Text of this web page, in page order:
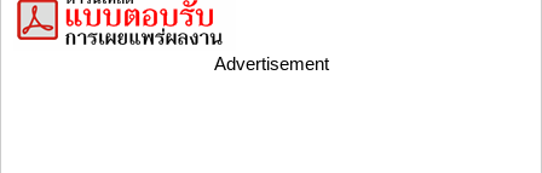
Advertisement